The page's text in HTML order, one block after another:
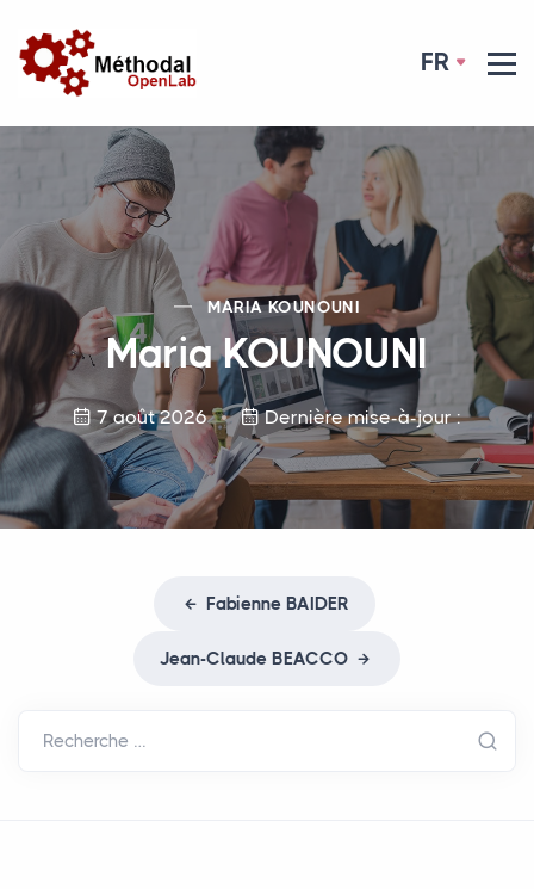
FR
MARIAKOUNOUNI
MariaKOUNOUNI
7 août 2026 Dernière mise-à-jour :
Fabienne BAIDER
Jean-Claude BEACCO
Recherche …